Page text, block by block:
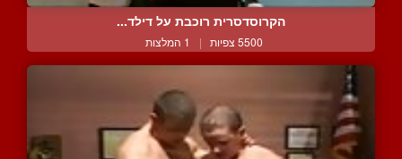
הקרוסדסרית רוכבת על דילד...
5500 צפיות | 1 המלצות